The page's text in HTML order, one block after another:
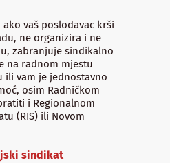
vaš poslodavac krši
ne organizira i ne
zabranjuje sindikalno
na radnom mjestu
vam je jednostavno
osim Radničkom
i Regionalnom
(RIS) ili Novom
sindikat